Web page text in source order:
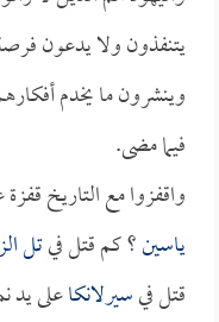
يتنفذون ولا يدعون
وينشرون ما يخدم
فيما مضى.
واقفزوا مع التاريخ
ياسين؟ كم قتل فيتل
قتل فيسيرلانكاعلى يد